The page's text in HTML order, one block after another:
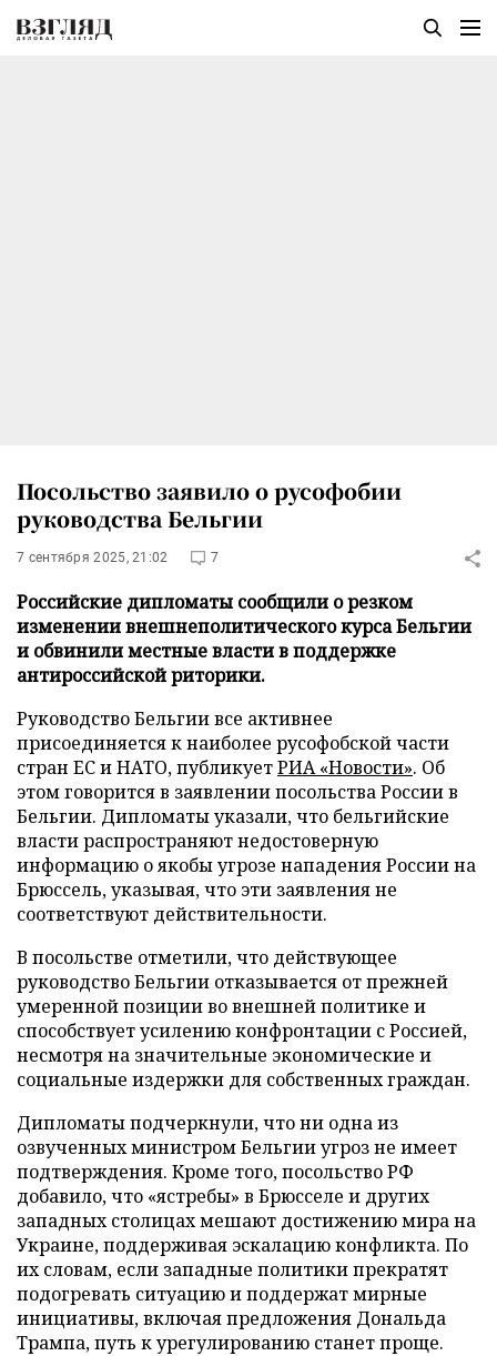
Посольство заявило о русофобии
руководства Бельгии
7 сентября 2025, 21:02 7
Российские дипломаты сообщили о резком
изменении внешнеполитического курса Бельгии
и обвинили местные власти в поддержке
антироссийской риторики.
Руководство Бельгии все активнее
присоединяется к наиболее русофобской части
стран ЕС и НАТО, публикуетРИА «Новости». Об
этом говорится в заявлении посольства России в
Бельгии. Дипломаты указали, что бельгийские
власти распространяют недостоверную
информацию о якобы угрозе нападения России на
Брюссель, указывая, что эти заявления не
соответствуют действительности.
В посольстве отметили, что действующее
руководство Бельгии отказывается от прежней
умеренной позиции во внешней политике и
способствует усилению конфронтации с Россией,
несмотря на значительные экономические и
социальные издержки для собственных граждан.
Дипломаты подчеркнули, что ни одна из
озвученных министром Бельгии угроз не имеет
подтверждения. Кроме того, посольство РФ
добавило, что «ястребы» в Брюсселе и других
западных столицах мешают достижению мира на
Украине, поддерживая эскалацию конфликта. По
их словам, если западные политики прекратят
подогревать ситуацию и поддержат мирные
инициативы, включая предложения Дональда
Трампа, путь к урегулированию станет проще.